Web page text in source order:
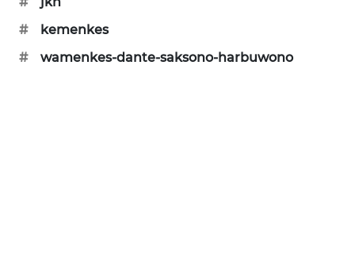
#
kemenkes
#
wamenkes-dante-saksono-harbuwono
ALPERKLINAS